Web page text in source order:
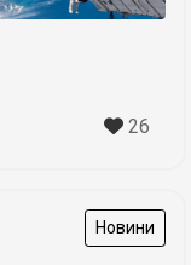
26
Новини